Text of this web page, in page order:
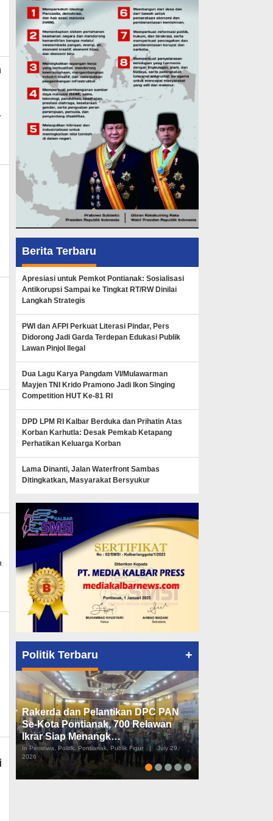
Berita Terbaru
Apresiasi untuk Pemkot Pontianak: Sosialisasi
Antikorupsi Sampai ke Tingkat RT/RW Dinilai
Langkah Strategis
PWI dan AFPI Perkuat Literasi Pindar, Pers
Didorong Jadi Garda Terdepan Edukasi Publik
Lawan Pinjol Ilegal
Dua Lagu Karya Pangdam VI/Mulawarman
Mayjen TNI Krido Pramono Jadi Ikon Singing
Competition HUT Ke-81 RI
DPD LPM RI Kalbar Berduka dan Prihatin Atas
Korban Karhutla: Desak Pemkab Ketapang
Perhatikan Keluarga Korban
Lama Dinanti, Jalan Waterfront Sambas
Ditingkatkan, Masyarakat Bersyukur
Politik Terbaru +
Rakerda dan Pelantikan DPC PAN
Se-Kota Pontianak, 700 Relawan
Ikrar Siap Menangk…
In Peristiwa, Politik, Pontianak, Publik Figur |
July 29,
2026